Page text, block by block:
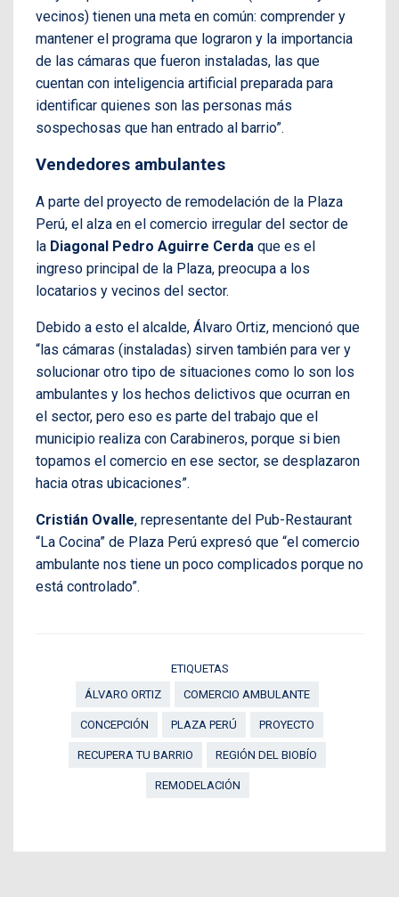
vecinos) tienen una meta en común: comprender y
mantener el programa que lograron y la importancia
de las cámaras que fueron instaladas, las que
cuentan con inteligencia artificial preparada para
identificar quienes son las personas más
sospechosas que han entrado al barrio”.
Vendedores ambulantes
A parte del proyecto de remodelación de la Plaza
Perú, el alza en el comercio irregular del sector de
la Diagonal Pedro Aguirre Cerda que es el
ingreso principal de la Plaza, preocupa a los
locatarios y vecinos del sector.
Debido a esto el alcalde, Álvaro Ortiz, mencionó que
“las cámaras (instaladas) sirven también para ver y
solucionar otro tipo de situaciones como lo son los
ambulantes y los hechos delictivos que ocurran en
el sector, pero eso es parte del trabajo que el
municipio realiza con Carabineros, porque si bien
topamos el comercio en ese sector, se desplazaron
hacia otras ubicaciones”.
Cristián Ovalle, representante del Pub-Restaurant
“La Cocina” de Plaza Perú expresó que “el comercio
ambulante nos tiene un poco complicados porque no
está controlado”.
ETIQUETAS
ÁLVARO ORTIZ
COMERCIO AMBULANTE
CONCEPCIÓN PLAZA PERÚ PROYECTO
RECUPERA TU BARRIO REGIÓN DEL BIOBÍO
REMODELACIÓN